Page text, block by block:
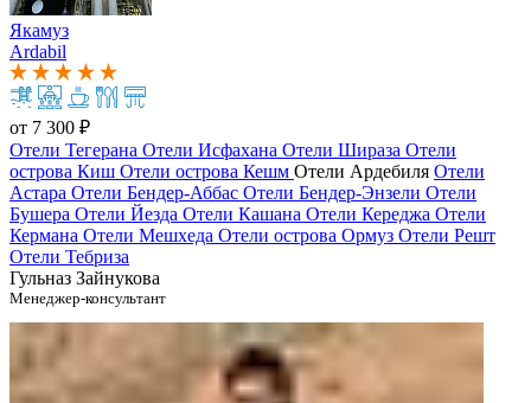
Якамуз
Ardabil
от 7 300 ₽
Отели Тегерана Отели Исфахана Отели Шираза Отели
острова Киш Отели острова Кешм Отели Ардебиля Отели
Астара Отели Бендер-Аббас Отели Бендер-Энзели Отели
Бушера Отели Йезда Отели Кашана Отели Кереджа Отели
Кермана Отели Мешхеда Отели острова Ормуз Отели Решт
Отели Тебриза
Гульназ Зайнукова
Менеджер-консультант